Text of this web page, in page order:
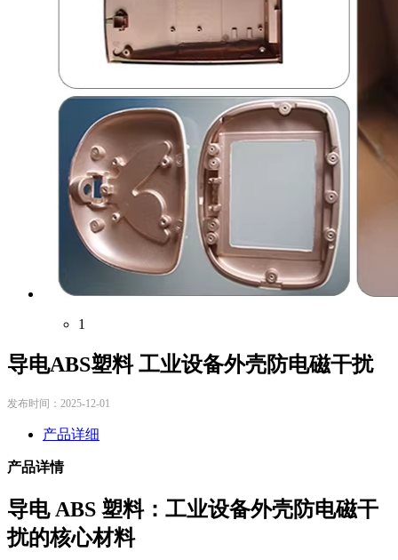
1
导电ABS塑料 工业设备外壳防电磁干扰
发布时间：2025-12-01
产品详细
产品详情
导电 ABS 塑料：工业设备外壳防电磁干
扰的核心材料